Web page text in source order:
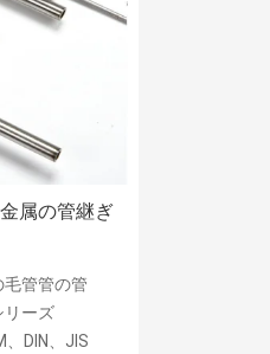
属の管継ぎ
管管の管
ーズ
、DIN、JIS